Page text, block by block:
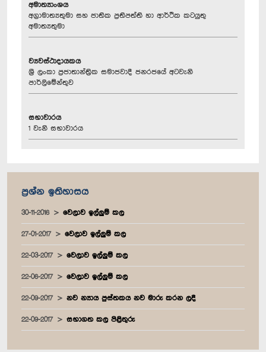
අමාත්‍යාංශය
අග්‍රාමාත්‍යතුමා සහ ජාතික ප්‍රතිපත්ති හා ආර්ථික කටයුතු
අමාත්‍යතුමා
ව්‍යවස්ථාදායකය
ශ්‍රී ලංකා ප්‍රජාතාන්ත්‍රික සමාජවාදී ජනරජයේ අටවැනි
පාර්ලිමේන්තුව
සභාවාරය
1 වැනි සභාවාරය
ප්‍රශ්න ඉතිහාසය
30-11-2016 වෙලාව ඉල්ලුම් කල
27-01-2017 වෙලාව ඉල්ලුම් කල
22-03-2017 වෙලාව ඉල්ලුම් කල
22-06-2017 වෙලාව ඉල්ලුම් කල
22-09-2017 නව න්‍යාය පුස්තකය නව මාරු කරන ලදී
22-09-2017 සභාගත කල පිළිතුරු